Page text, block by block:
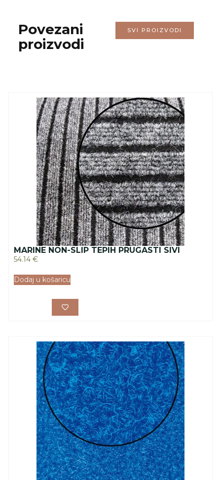
Povezani
proizvodi
SVI PROIZVODI
MARINE NON-SLIP TEPIH PRUGASTI SIVI
54.14 €
Dodaj u košaricu